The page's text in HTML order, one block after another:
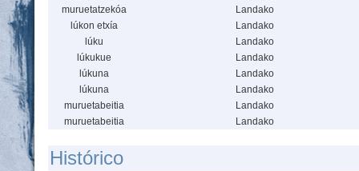
muruetatzekóa
Landako
lúkon etxía
Landako
lúku
Landako
lúkukue
Landako
lúkuna
Landako
lúkuna
Landako
muruetabeitia
Landako
muruetabeitia
Landako
Histórico